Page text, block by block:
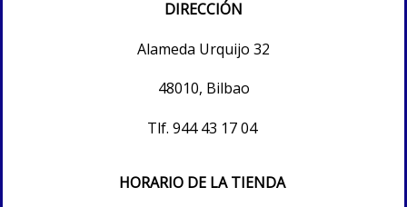
DIRECCIÓN
Alameda Urquijo 32
48010, Bilbao
Tlf. 944 43 17 04
HORARIO DE LA TIENDA